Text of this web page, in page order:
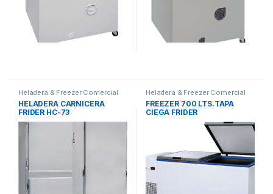
Heladera & Freezer Comercial
HELADERA CARNICERA
FRIDER HC-73
Heladera & Freezer Comercial
FREEZER 700 LTS.TAPA
CIEGA FRIDER